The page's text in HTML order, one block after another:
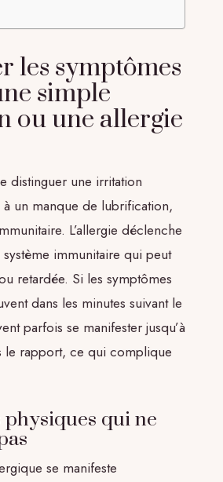
les symptômes
simple
ou une allergie
distinguer une irritation
un manque de lubrification,
L’allergie déclenche
immunitaire qui peut
retardée. Si les symptômes
dans les minutes suivant le
parfois se manifester jusqu’à
le rapport, ce qui complique
physiques qui ne
se manifeste